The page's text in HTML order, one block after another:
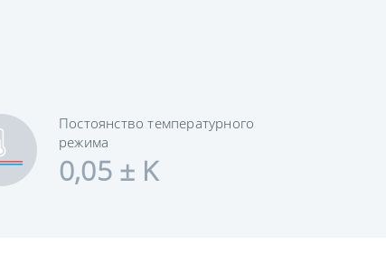
Постоянство температурного
режима
0,05 ± K